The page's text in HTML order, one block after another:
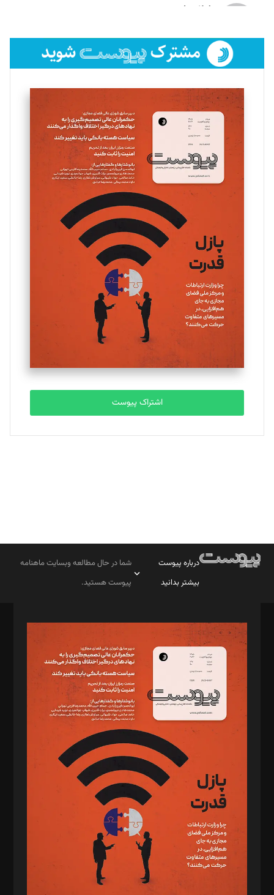
لیلا حنارود
فائزه فتحی رستمی
تحریریه
سروش کرمیان
تحریریه
مینا پاکدل
یسنا امان‌پور
تحریریه
ملینا جعفری
تحریریه
مصطفی مسجدی آرانی
تحریریه
بابک نقاش
تحریریه
اشتراک پیوست
درباره پیوست
بیشتر بدانید
شما در حال مطالعه وبسایت ماهنامه
پیوست هستید.
مدیر مسئول: محمدباقر اثنی‌عشری
سردبیر: مهرک محمودی
دبیر تحریریه: میثم قاسمی
د‌بیر ناداستان: سمانه سمیع
د‌بیر خدمت و تجارت: ابوالفضل رجبی
د‌بیر حقوق فناوری: حسام‌الدین ایپکچی
د‌بیر پیوست جهان: مینا پاکدل
د‌بیر تحریریه آنلاین: بابک نقاش
تحریریه‌: مجتبی محمود‌ی، آرش برهمند، یسنا امان‌پور، سروش کرمیان،
مصطفی مسجدی آرانی، ابوالفضل رجبی، زهرا فکرانه، فائزه فتحی
رستمی،مصطفی باستان
ویرایش: نگار استاد‌‌آقا
طراح یونیفرم: مجید توکلی
فیلمبرداری و عکاسی: امیر شفیعی، مانی لطفی زاده
گرافیک و صفحه‌آرایی: سید‌سبحان‌علی ثابت
مد‌یر توسعه تجاری: کامبیز برید‌